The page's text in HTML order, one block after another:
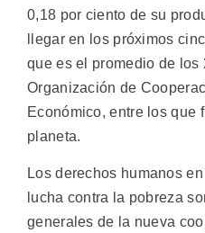
0,18 por ciento de su
llegar en los próximos
que es el promedio de los
Organización de
Económico, entre los que
planeta.
Los derechos humanos
lucha contra la pobreza
generales de la nueva